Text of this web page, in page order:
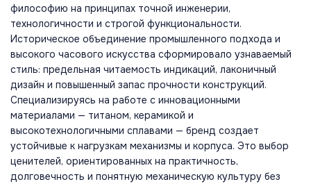
философию на принципах точной инженерии,
технологичности и строгой функциональности.
Историческое объединение промышленного подхода и
высокого часового искусства сформировало узнаваемый
стиль: предельная читаемость индикаций, лаконичный
дизайн и повышенный запас прочности конструкций.
Специализируясь на работе с инновационными
материалами — титаном, керамикой и
высокотехнологичными сплавами — бренд создает
устойчивые к нагрузкам механизмы и корпуса. Это выбор
ценителей, ориентированных на практичность,
долговечность и понятную механическую культуру без